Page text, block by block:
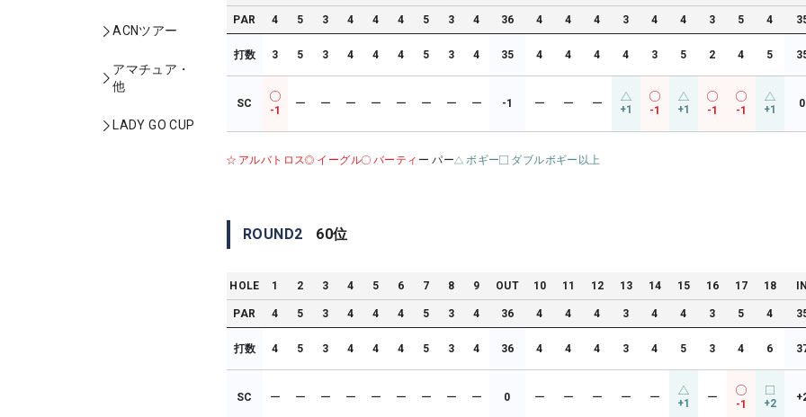
ACNツアー
アマチュア・
他
LADY GO CUP
PAR 4 5 3 4 4 4 5 3 4 36 4 4 4 3 4 4 3 5 4
打数 3 5 3 4 4 4 5 3 4 35 4 4 4 4 3 5 2 4 5
SC
-1
ー ー ー ー ー ー ー ー -1 ー ー ー +1 -1 +1 -1 -1 +1 0
アルバトロス イーグル バーティ ー パー ボギー ダブルボギー以上
ROUND2 60位
HOLE 1 2 3 4 5 6 7 8 9 OUT 10 11 12 13 14 15 16 17 18
PAR 4 5 3 4 4 4 5 3 4 36 4 4 4 3 4 4 3 5 4
打数 4 5 3 4 4 4 5 3 4 36 4 4 4 3 4 5 3 4 6
SC ー ー ー ー ー ー ー ー ー 0 ー ー ー ー ー +1 ー
-1 +2